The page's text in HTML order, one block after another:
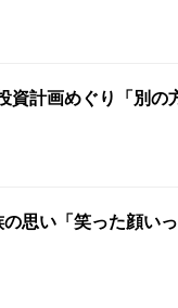
計画めぐり「別の
思い「笑った顔い